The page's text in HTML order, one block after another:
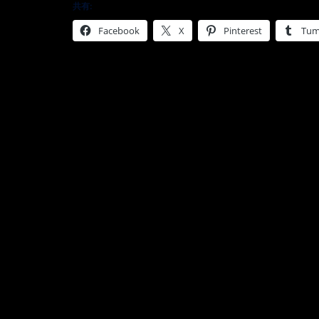
共有:
Facebook X Pinterest